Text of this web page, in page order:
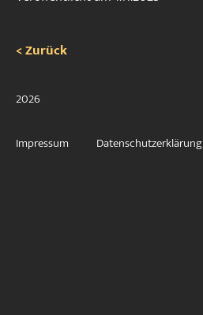
< Zurück
2026
Impressum Datenschutzerklärung